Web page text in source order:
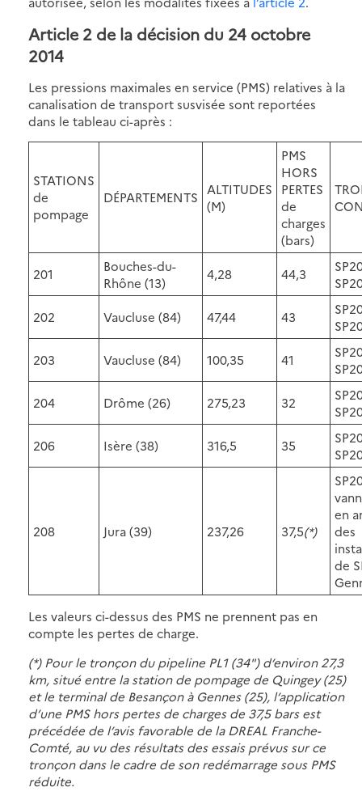
Article 2 de la décision du 24 octobre
2014
Les pressions maximales en service (PMS) relatives à la
canalisation de transport susvisée sont reportées
dans le tableau ci-après :
STATIONS
de
pompage
DÉPARTEMENTS
ALTITUDES
(M)
PMS
HORS
PERTES
de
charges
(bars)
201
Bouches-du-
Rhône (13)
4,28 44,3
202
Vaucluse (84) 47,44 43
203
Vaucluse (84) 100,35 41
204
Drôme (26) 275,23 32
206
Isère (38) 316,5 35
208 Jura (39) 237,26 37,5(*)
en
des
de
Les valeurs ci-dessus des PMS ne prennent pas en
compte les pertes de charge.
(*) Pour le tronçon du pipeline PL1 (34") d’environ 27,3
km, situé entre la station de pompage de Quingey (25)
et le terminal de Besançon à Gennes (25), l’application
d’une PMS hors pertes de charges de 37,5 bars est
précédée de l’avis favorable de la DREAL Franche-
Comté, au vu des résultats des essais prévus sur ce
tronçon dans le cadre de son redémarrage sous PMS
réduite.